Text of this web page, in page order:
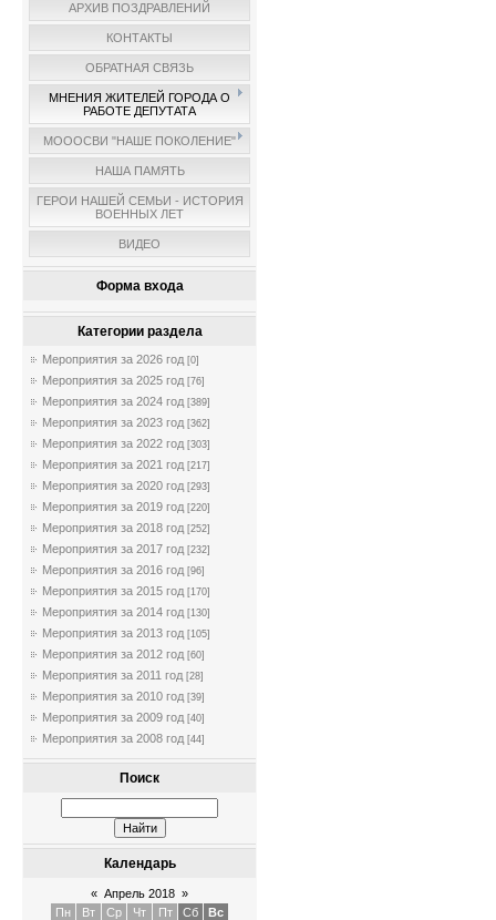
АРХИВ ПОЗДРАВЛЕНИЙ
КОНТАКТЫ
ОБРАТНАЯ СВЯЗЬ
МНЕНИЯ ЖИТЕЛЕЙ ГОРОДА О
РАБОТЕ ДЕПУТАТА
МОООСВИ "НАШЕ ПОКОЛЕНИЕ"
НАША ПАМЯТЬ
ГЕРОИ НАШЕЙ СЕМЬИ - ИСТОРИЯ
ВОЕННЫХ ЛЕТ
ВИДЕО
Форма входа
Категории раздела
Мероприятия за 2026 год [0]
Мероприятия за 2025 год [76]
Мероприятия за 2024 год [389]
Мероприятия за 2023 год [362]
Мероприятия за 2022 год [303]
Мероприятия за 2021 год [217]
Мероприятия за 2020 год [293]
Мероприятия за 2019 год [220]
Мероприятия за 2018 год [252]
Мероприятия за 2017 год [232]
Мероприятия за 2016 год [96]
Мероприятия за 2015 год [170]
Мероприятия за 2014 год [130]
Мероприятия за 2013 год [105]
Мероприятия за 2012 год [60]
Мероприятия за 2011 год [28]
Мероприятия за 2010 год [39]
Мероприятия за 2009 год [40]
Мероприятия за 2008 год [44]
Поиск
Календарь
« Апрель 2018 »
Пн
Вт Ср Чт Пт Сб
Вс